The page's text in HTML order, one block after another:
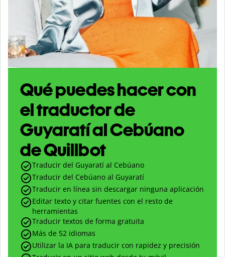
Qué puedes hacer con
el traductor de
Guyaratí al Cebúano
de Quillbot
Traducir del Guyaratí al Cebúano
Traducir del Cebúano al Guyaratí
Traducir en línea sin descargar ninguna aplicación
Editar texto y citar fuentes con el resto de
herramientas
Traducir textos de forma gratuita
Más de 52 idiomas
Utilizar la IA para traducir con rapidez y precisión